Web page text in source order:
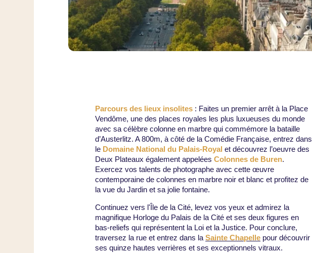
Parcours des lieux insolites : Faites un premier arrêt à la Place
Vendôme, une des places royales les plus luxueuses du monde
avec sa célèbre colonne en marbre qui commémore la bataille
d’Austerlitz. A 800m, à côté de la Comédie Française, entrez dans
le Domaine National du Palais-Royal et découvrez l’oeuvre des
Deux Plateaux également appeléesColonnes de Buren.
Exercez vos talents de photographe avec cette œuvre
contemporaine de colonnes en marbre noir et blanc et profitez de
la vue du Jardin et sa jolie fontaine.
Continuez vers l'Île de la Cité, levez vos yeux et admirez la
magnifique Horloge du Palais de la Cité et ses deux figures en
bas-reliefs qui représentent la Loi et la Justice. Pour conclure,
traversez la rue et entrez dans laSainte Chapelle pour découvrir
ses quinze hautes verrières et ses exceptionnels vitraux.